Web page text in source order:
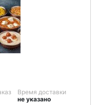
Время доставки
не указано